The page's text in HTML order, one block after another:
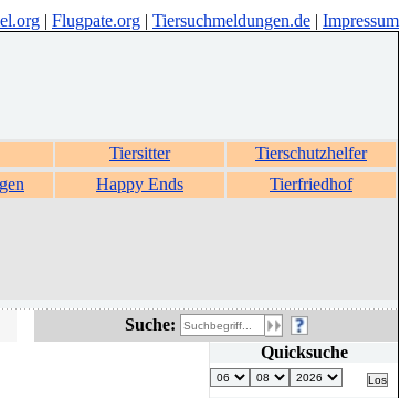
| Flugpate.org | Tiersuchmeldungen.de | Impressum
Tiersitter
Tierschutzhelfer
Happy Ends Tierfriedhof
Suche:
Quicksuche